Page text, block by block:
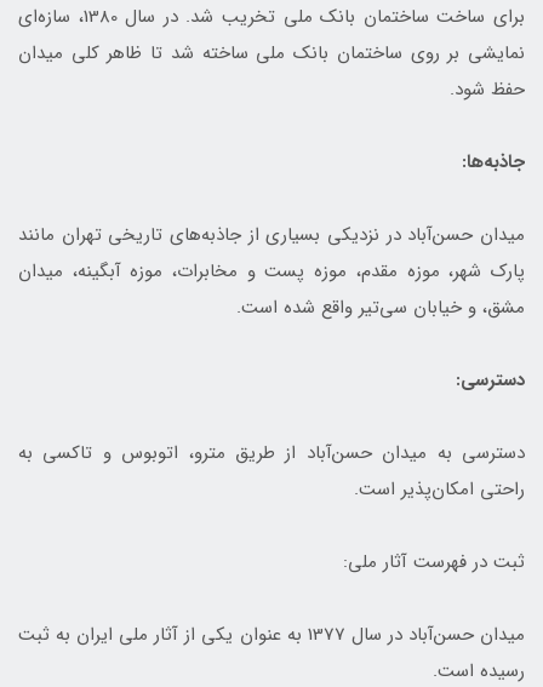
برای ساخت ساختمان بانک ملی تخریب شد. در سال 1380، سازه‌ای
نمایشی بر روی ساختمان بانک ملی ساخته شد تا ظاهر کلی میدان
حفظ شود.
جاذبه‌ها:
میدان حسن‌آباد در نزدیکی بسیاری از جاذبه‌های تاریخی تهران مانند
پارک شهر، موزه مقدم، موزه پست و مخابرات، موزه آبگینه، میدان
مشق، و خیابان سی‌تیر واقع شده است.
دسترسی:
دسترسی به میدان حسن‌آباد از طریق مترو، اتوبوس و تاکسی به
راحتی امکان‌پذیر است.
ثبت در فهرست آثار ملی:
میدان حسن‌آباد در سال 1377 به عنوان یکی از آثار ملی ایران به ثبت
رسیده است.